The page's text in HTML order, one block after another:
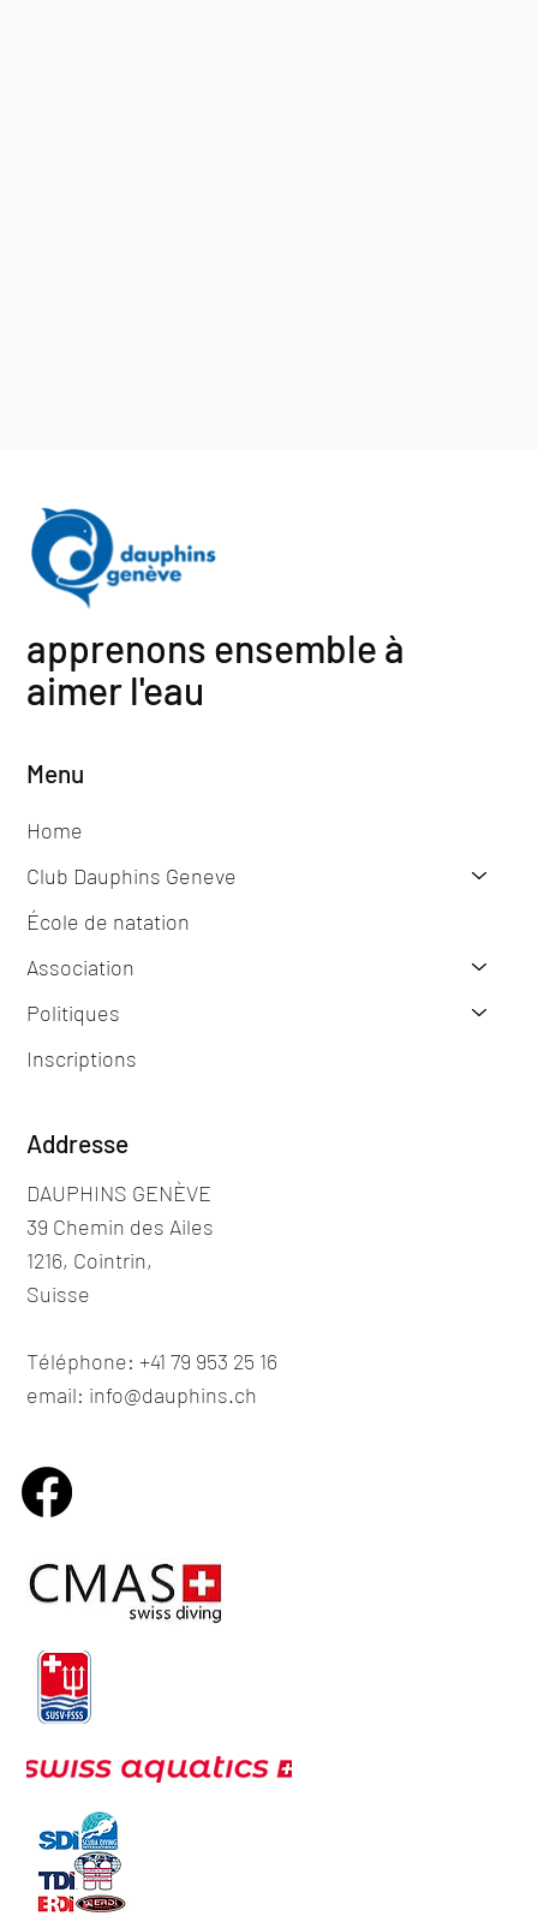
apprenons ensemble à
aimer l'eau
Addresse
DAUPHINS GENÈVE
39 Chemin des Ailes
1216, Cointrin,
Suisse
Téléphone: +41 79 953 25 16
email: info@dauphins.ch
Menu
Home
Club Dauphins Geneve
École de natation
Association
Politiques
Inscriptions